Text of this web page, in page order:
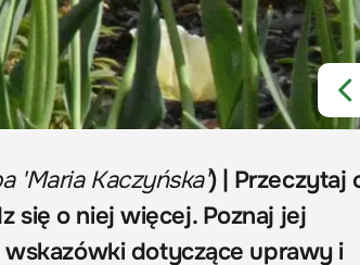
'Maria Kaczyńska') | Przeczytaj
się o niej więcej. Poznaj jej
dotyczące uprawy i